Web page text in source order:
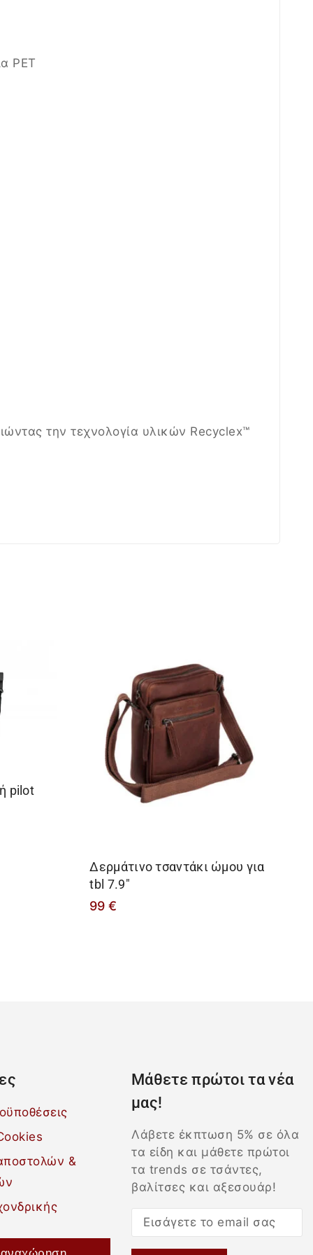
PET
την τεχνολογία υλικών Recyclex™
pilot
Δερμάτινο τσαντάκι ώμου για
tbl 7.9″
99€
&
Μάθετε πρώτοι τα νέα
μας!
Λάβετε έκπτωση 5% σε όλα
τα είδη και μάθετε πρώτοι
τα trends σε τσάντες,
βαλίτσες και αξεσουάρ!